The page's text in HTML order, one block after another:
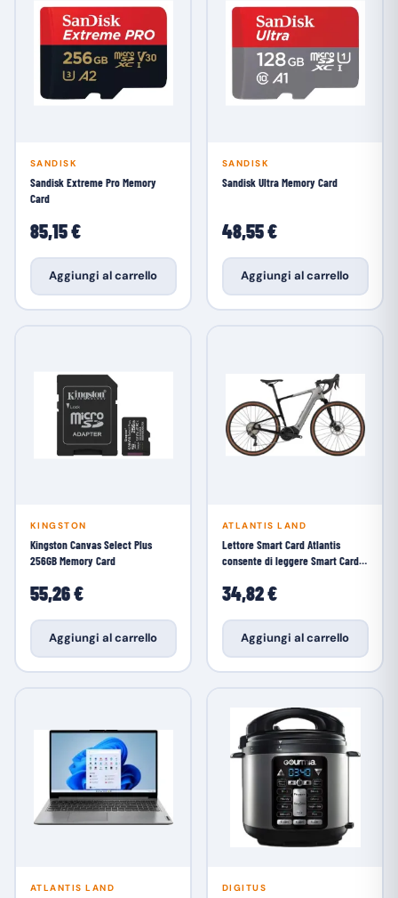
SANDISK
Sandisk Extreme Pro Memory
Card
85,15 €
Aggiungi al carrello
SANDISK
Sandisk Ultra Memory Card
48,55 €
Aggiungi al carrello
KINGSTON
Kingston Canvas Select Plus
256GB Memory Card
55,26 €
Aggiungi al carrello
ATLANTIS LAND
Lettore Smart Card Atlantis
consente di leggere Smart Card
34,82 €
Aggiungi al carrello
ATLANTIS LAND DIGITUS